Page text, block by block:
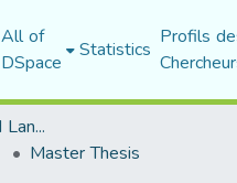
All of
DSpace Statistics Profils
Faculty of Letters and Languages
Master Thesis